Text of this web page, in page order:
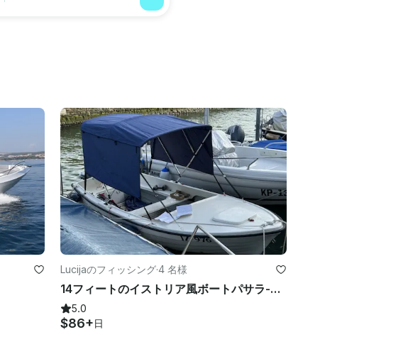
Lucijaのフィッシング·4 名様
14フィートのイストリア風ボートパサラ-釣りでもレジャーでも
5.0
$86+日